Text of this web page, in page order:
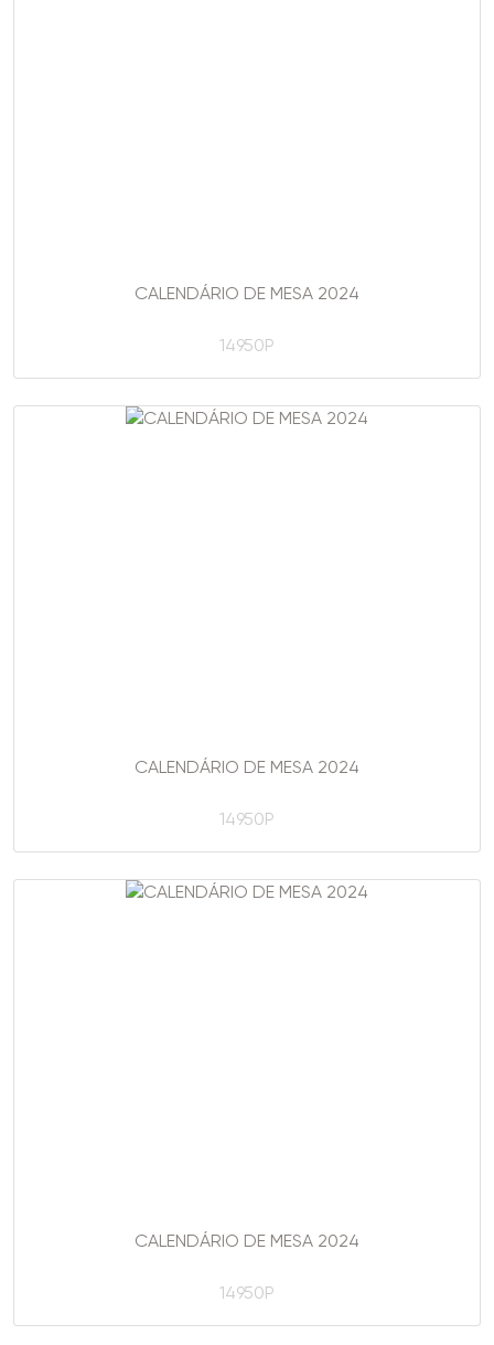
CALENDÁRIO DE MESA 2024
14950P
CALENDÁRIO DE MESA 2024
14950P
CALENDÁRIO DE MESA 2024
14950P